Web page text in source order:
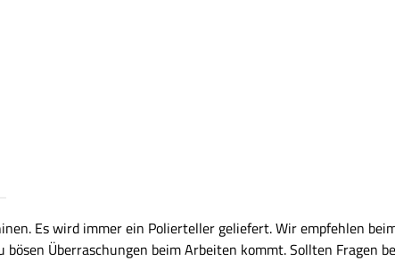
Es wird immer ein Polierteller geliefert. Wir empfehlen
Überraschungen beim Arbeiten kommt. Sollten Fragen